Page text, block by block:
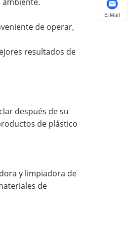
de operar,
resultados de
después de su
de plástico
y limpiadora de
de
E-Mail